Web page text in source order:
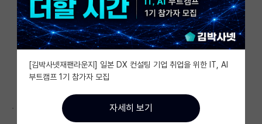
IF 명예의전당
자유 게시판(아무개랩)
미국 유학 게시판
미국 대학원 합격 후기 게시판
대학원생 모집 게시판
.
[김박사넷재팬라운지] 일본 DX 컨설팅 기업 취업을 위한 IT, AI
부트캠프 1기 참가자 모집
자세히 보기